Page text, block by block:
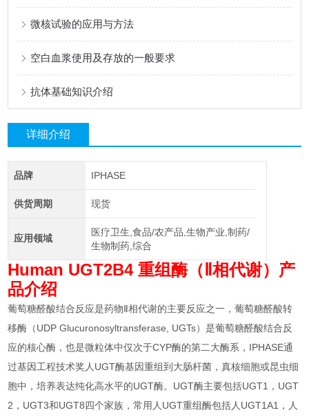
微核试验的应用与方法
空白血浆使用及存放的一般要求
抗体基础知识介绍
详细介绍
品牌 IPHASE
供货周期 现货
应用领域
医疗卫生,食品/农产品,生物产业,制药/
生物制药,综合
Human UGT2B4 重组酶（Ⅱ相代谢） 产
品介绍
葡萄糖醛酸结合反应是药物Ⅱ相代谢的主要反应之一，葡萄糖醛酸转
移酶（UDP Glucuronosyltransferase, UGTs）是葡萄糖醛酸结合反
应的核心酶，也是微粒体中仅次于CYP酶的第二大酶系，IPHASE通
过基因工程技术奖人UGT酶基因重组到大肠杆菌，真核细胞或昆虫细
胞中，培养表达纯化高水平的UGT酶。UGT酶主要包括UGT1，UGT
2，UGT3和UGT8四个家族，常用人UGT重组酶包括人UGT1A1，人